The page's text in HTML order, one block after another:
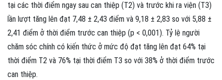
tại các thời điểm ngay sau can thiệp (T2) và trước khi ra viện (T3)
lần lượt tăng lên đạt 7,48 ± 2,43 điểm và 9,18 ± 2,83 so với 5,88 ±
2,41 điểm ở thời điểm trước can thiệp (p < 0,001). Tỷ lệ người
chăm sóc chính có kiến thức ở mức độ đạt tăng lên đạt 64% tại
thời điểm T2 và 76% tại thời điểm T3 so với 38% ở thời điểm trước
can thiệp.